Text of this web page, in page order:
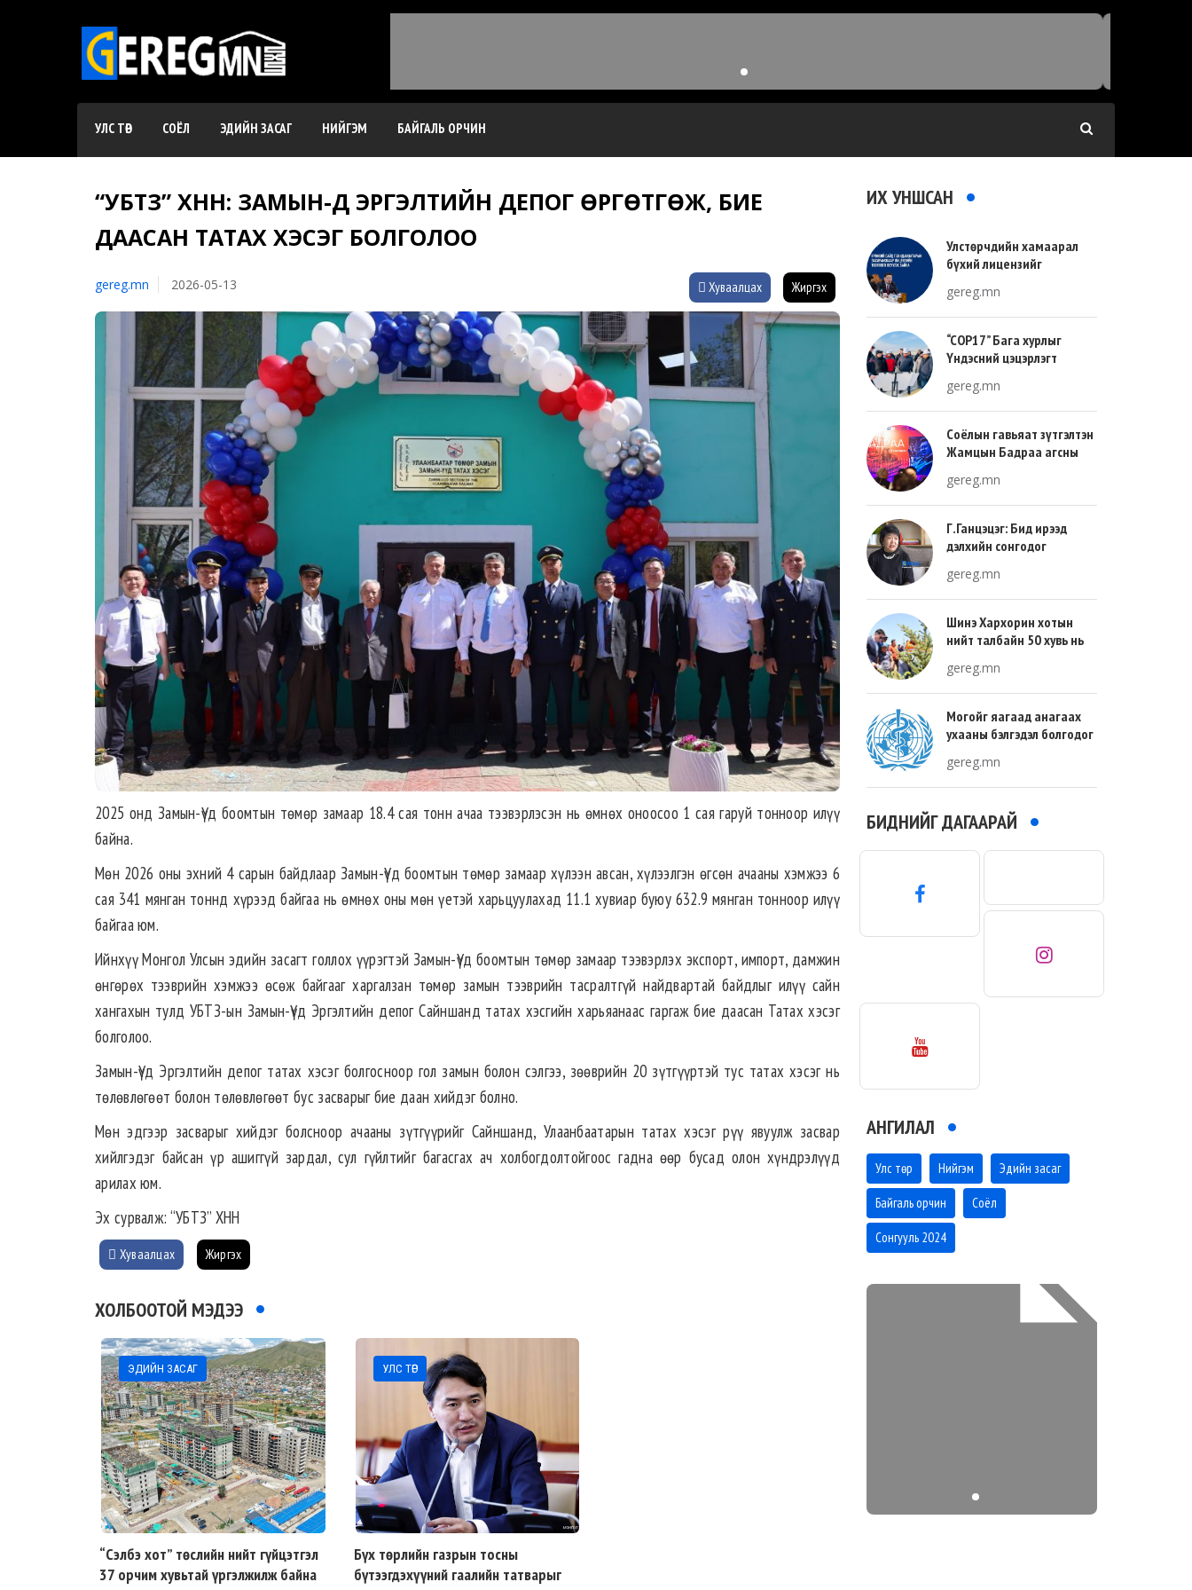
УЛС ТӨР СОЁЛ ЭДИЙН ЗАСАГ НИЙГЭМ БАЙГАЛЬ ОРЧИН
“УБТЗ” ХНН: ЗАМЫН-ҮҮД ЭРГЭЛТИЙН ДЕПОГ ӨРГӨТГӨЖ, БИЕ
ДААСАН ТАТАХ ХЭСЭГ БОЛГОЛОО
gereg.mn 2026-05-13 Хуваалцах Жиргэх
2025 онд Замын-Үүд боомтын төмөр замаар 18.4 сая тонн ачаа тээвэрлэсэн нь өмнөх оноосоо 1 сая гаруй тонноор илүү
байна.
Мөн 2026 оны эхний 4 сарын байдлаар Замын-Үүд боомтын төмөр замаар хүлээн авсан, хүлээлгэн өгсөн ачааны хэмжээ 6
сая 341 мянган тоннд хүрээд байгаа нь өмнөх оны мөн үетэй харьцуулахад 11.1 хувиар буюу 632.9 мянган тонноор илүү
байгаа юм.
Ийнхүү Монгол Улсын эдийн засагт голлох үүрэгтэй Замын-Үүд боомтын төмөр замаар тээвэрлэх экспорт, импорт, дамжин
өнгөрөх тээврийн хэмжээ өсөж байгааг харгалзан төмөр замын тээврийн тасралтгүй найдвартай байдлыг илүү сайн
хангахын тулд УБТЗ-ын Замын-Үүд Эргэлтийн депог Сайншанд татах хэсгийн харьяанаас гаргаж бие даасан Татах хэсэг
болголоо.
Замын-Үүд Эргэлтийн депог татах хэсэг болгосноор гол замын болон сэлгээ, зөөврийн 20 зүтгүүртэй тус татах хэсэг нь
төлөвлөгөөт болон төлөвлөгөөт бус засварыг бие даан хийдэг болно.
Мөн эдгээр засварыг хийдэг болсноор ачааны зүтгүүрийг Сайншанд, Улаанбаатарын татах хэсэг рүү явуулж засвар
хийлгэдэг байсан үр ашиггүй зардал, сул гүйлтийг багасгах ач холбогдолтойгоос гадна өөр бусад олон хүндрэлүүд
арилах юм.
Эх сурвалж: “УБТЗ” ХНН
Хуваалцах Жиргэх
ХОЛБООТОЙ МЭДЭЭ
ЭДИЙН ЗАСАГ
“Сэлбэ хот” төслийн нийт гүйцэтгэл
37 орчим хувьтай үргэлжилж байна
УЛС ТӨР
Бүх төрлийн газрын тосны
бүтээгдэхүүний гаалийн татварыг
ИХ УНШСАН
Улстөрчдийн хамаарал
бүхий лицензийг
gereg.mn
“COP17” Бага хурлыг
Үндэсний цэцэрлэгт
зохион байгуулна
gereg.mn
Соёлын гавьяат зүтгэлтэн
Жамцын Бадраа агсны
тохиож байна
gereg.mn
Г.Ганцэцэг: Бид ирээд
дэлхийн сонгодог
хөгжлийн тухай л ярьсан
gereg.mn
Шинэ Хархорин хотын
нийт талбайн 50 хувь нь
хувь нь барилгажих
талбай, 20 хувь нь авто
зам байна
gereg.mn
Могойг яагаад анагаах
ухааны бэлгэдэл болгодог
gereg.mn
БИДНИЙГ ДАГААРАЙ
АНГИЛАЛ
Улс төр Нийгэм Эдийн засаг
Байгаль орчин Соёл
Сонгууль 2024